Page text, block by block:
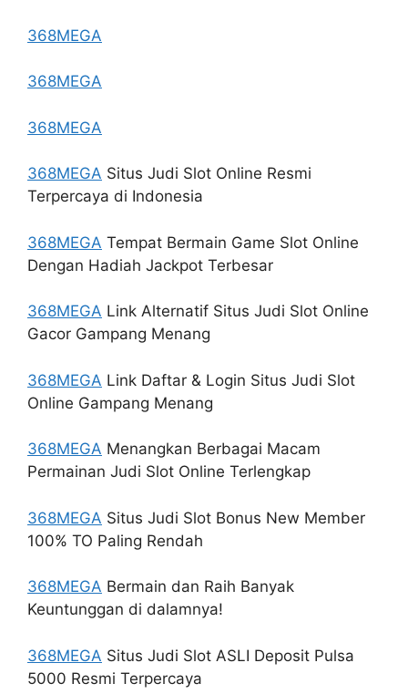
368MEGA
368MEGA
368MEGA
368MEGA Situs Judi Slot Online Resmi
Terpercaya di Indonesia
368MEGA Tempat Bermain Game Slot Online
Dengan Hadiah Jackpot Terbesar
368MEGA Link Alternatif Situs Judi Slot Online
Gacor Gampang Menang
368MEGA Link Daftar & Login Situs Judi Slot
Online Gampang Menang
368MEGA Menangkan Berbagai Macam
Permainan Judi Slot Online Terlengkap
368MEGA Situs Judi Slot Bonus New Member
100% TO Paling Rendah
368MEGA Bermain dan Raih Banyak
Keuntunggan di dalamnya!
368MEGA Situs Judi Slot ASLI Deposit Pulsa
5000 Resmi Terpercaya